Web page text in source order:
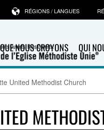
NOUS CROYONS QUI
RÉGIONS / LANGUES
United Methodist Church